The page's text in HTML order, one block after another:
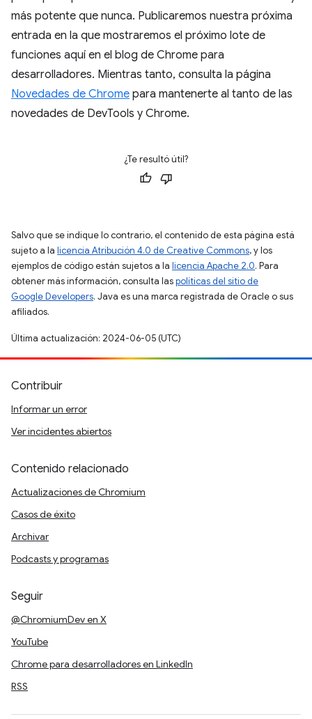
más potente que nunca. Publicaremos nuestra próxima
entrada en la que mostraremos el próximo lote de
funciones aquí en el blog de Chrome para
desarrolladores. Mientras tanto, consulta la página
Novedades de Chrome para mantenerte al tanto de las
novedades de DevTools y Chrome.
¿Te resultó útil?
Salvo que se indique lo contrario, el contenido de esta página está
sujeto a la licencia Atribución 4.0 de Creative Commons, y los
ejemplos de código están sujetos a la licencia Apache 2.0. Para
obtener más información, consulta laspolíticas del sitio de
Google Developers. Java es una marca registrada de Oracle o sus
afiliados.
Última actualización: 2024-06-05 (UTC)
Contribuir
Informar un error
Ver incidentes abiertos
Contenido relacionado
Actualizaciones de Chromium
Casos de éxito
Archivar
Podcasts y programas
Seguir
@ChromiumDev en X
YouTube
Chrome para desarrolladores en LinkedIn
RSS